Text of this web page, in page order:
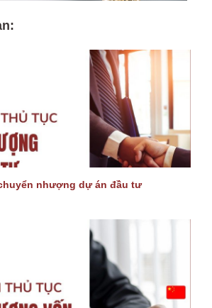
nhượng dự án đầu tư